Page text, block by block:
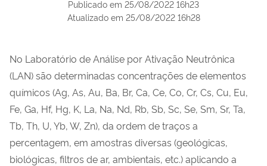
Publicado em 25/08/2022 16h23
Atualizado em 25/08/2022 16h28
No Laboratório de Análise por Ativação Neutrônica
(LAN) são determinadas concentrações de elementos
químicos (Ag, As, Au, Ba, Br, Ca, Ce, Co, Cr, Cs, Cu, Eu,
Fe, Ga, Hf, Hg, K, La, Na, Nd, Rb, Sb, Sc, Se, Sm, Sr, Ta,
Tb, Th, U, Yb, W, Zn), da ordem de traços a
percentagem, em amostras diversas (geológicas,
biológicas, filtros de ar, ambientais, etc.) aplicando a